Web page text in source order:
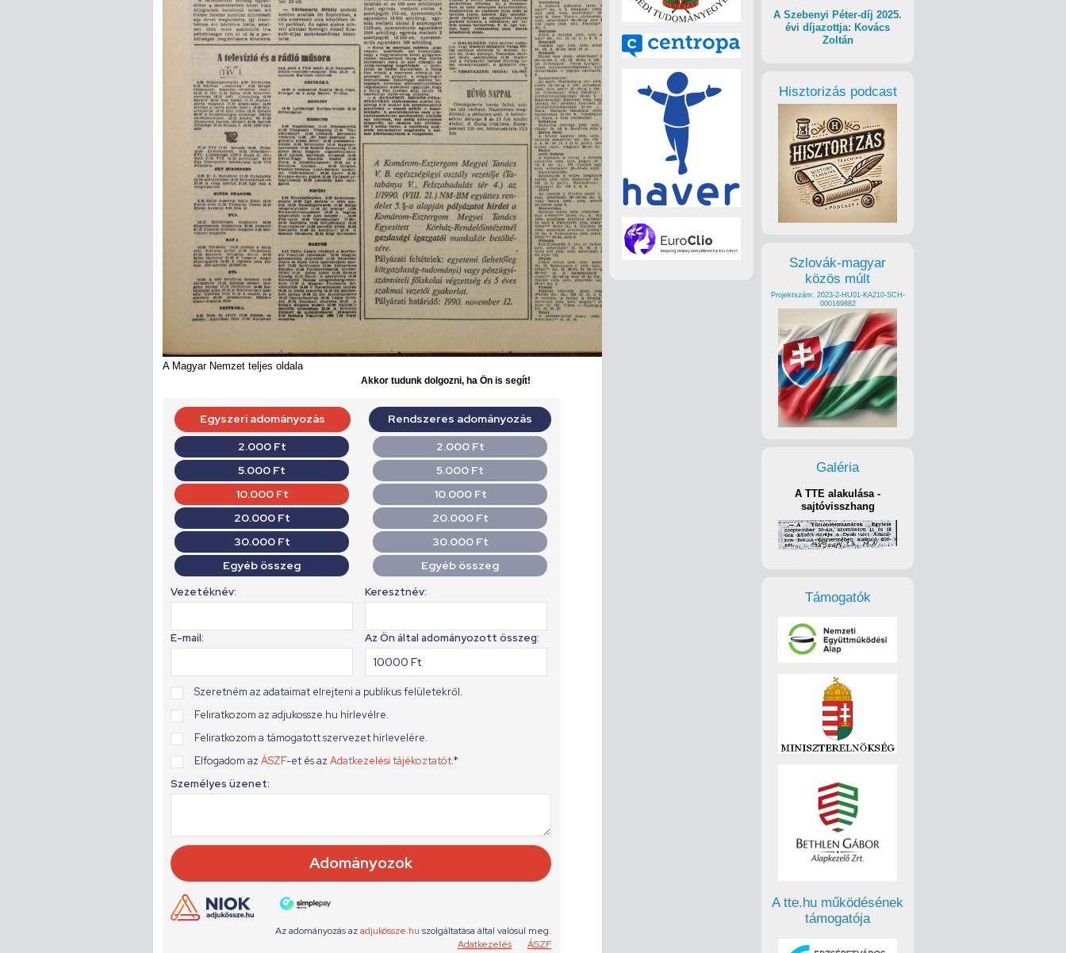
A Magyar Nemzet teljes oldala
Akkor tudunk dolgozni, ha Ön is segít!
A Szebenyi Péter-díj 2025.
évi díjazottja: Kovács
Zoltán
Hisztorizás podcast
Szlovák-magyar
közös múlt
Projektszám: 2023-2-HU01-KA210-SCH-
000169882
Galéria
A TTE alakulása -
sajtóvisszhang
Támogatók
A tte.hu működésének
támogatója